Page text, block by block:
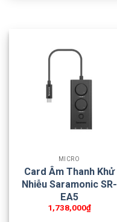
MICRO
Card Âm Thanh Khử
Nhiễu Saramonic SR-
EA5
1,738,000₫